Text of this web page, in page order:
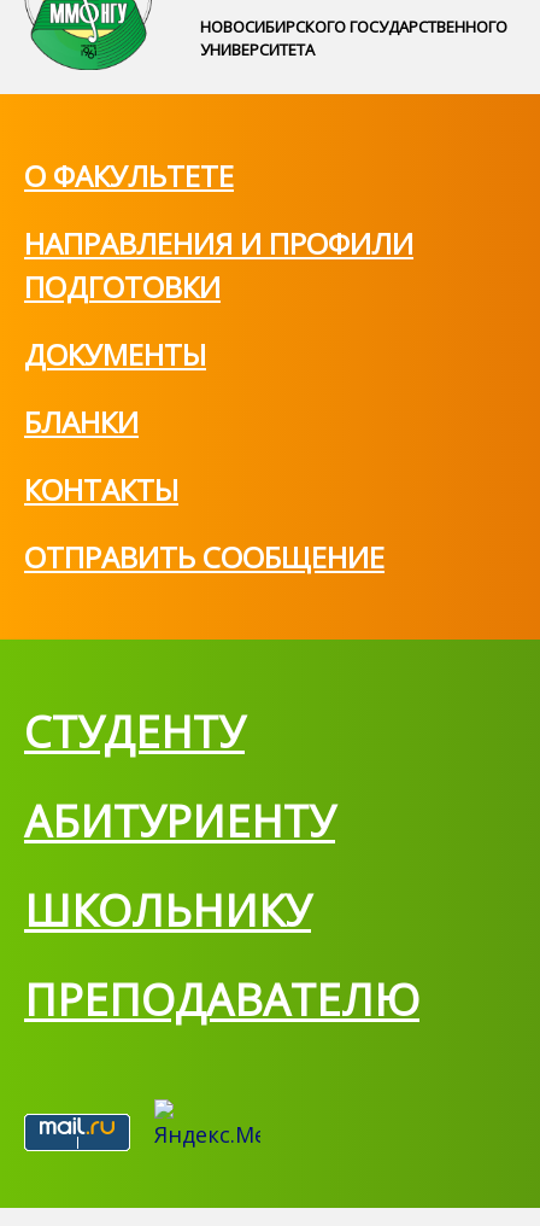
НОВОСИБИРСКОГО ГОСУДАРСТВЕННОГО
УНИВЕРСИТЕТА
О ФАКУЛЬТЕТЕ
НАПРАВЛЕНИЯ И ПРОФИЛИ
ПОДГОТОВКИ
ДОКУМЕНТЫ
БЛАНКИ
КОНТАКТЫ
ОТПРАВИТЬ СООБЩЕНИЕ
СТУДЕНТУ
АБИТУРИЕНТУ
ШКОЛЬНИКУ
ПРЕПОДАВАТЕЛЮ